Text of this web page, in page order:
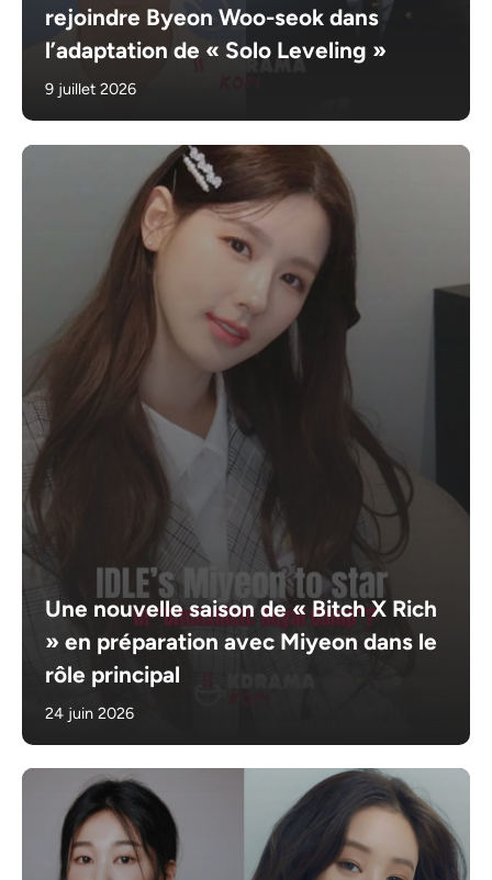
rejoindre Byeon Woo-seok dans
l’adaptation de « Solo Leveling »
9 juillet 2026
Une nouvelle saison de « Bitch X Rich
» en préparation avec Miyeon dans le
rôle principal
24 juin 2026